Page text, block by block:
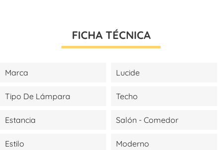
FICHA TÉCNICA
Marca Lucide
Tipo De Lámpara Techo
Estancia Salón - Comedor
Estilo Moderno